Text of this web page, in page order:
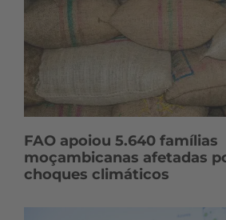
FAO apoiou 5.640 famílias
moçambicanas afetadas
choques climáticos